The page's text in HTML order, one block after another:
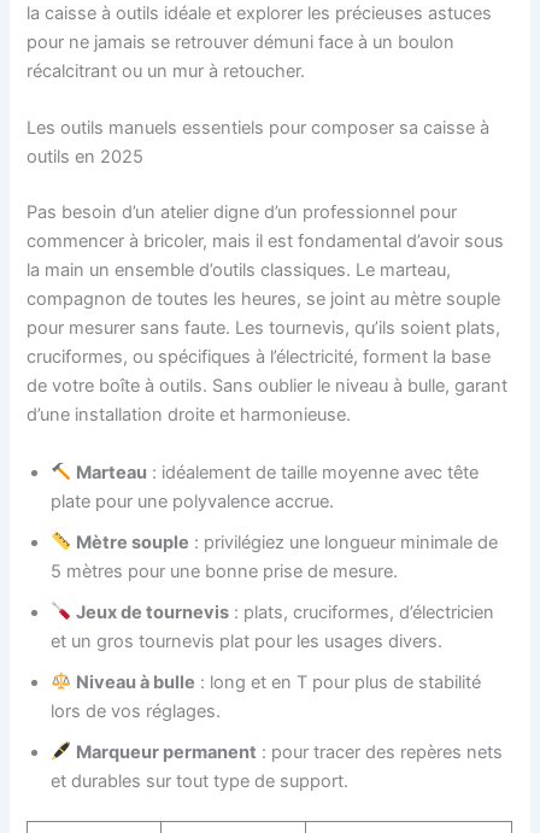
la caisse à outils idéale et explorer les précieuses astuces
pour ne jamais se retrouver démuni face à un boulon
récalcitrant ou un mur à retoucher.
Les outils manuels essentiels pour composer sa caisse à
outils en 2025
Pas besoin d’un atelier digne d’un professionnel pour
commencer à bricoler, mais il est fondamental d’avoir sous
la main un ensemble d’outils classiques. Le marteau,
compagnon de toutes les heures, se joint au mètre souple
pour mesurer sans faute. Les tournevis, qu’ils soient plats,
cruciformes, ou spécifiques à l’électricité, forment la base
de votre boîte à outils. Sans oublier le niveau à bulle, garant
d’une installation droite et harmonieuse.
Marteau : idéalement de taille moyenne avec tête
plate pour une polyvalence accrue.
Mètre souple : privilégiez une longueur minimale de
5 mètres pour une bonne prise de mesure.
Jeux de tournevis : plats, cruciformes, d’électricien
et un gros tournevis plat pour les usages divers.
Niveau à bulle : long et en T pour plus de stabilité
lors de vos réglages.
Marqueur permanent : pour tracer des repères nets
et durables sur tout type de support.